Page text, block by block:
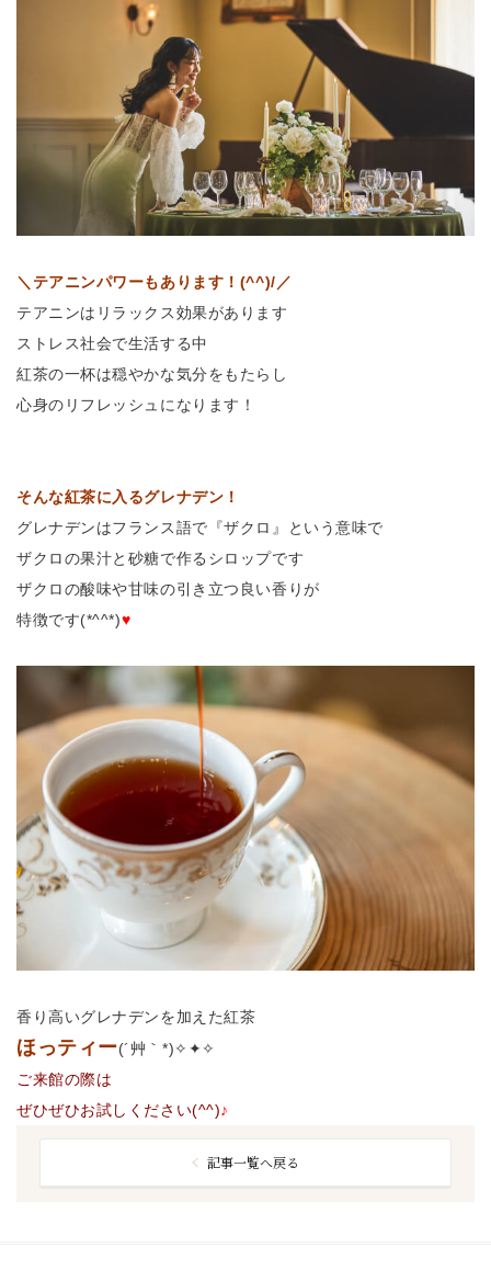
＼テアニンパワーもあります！(^^)/／
テアニンはリラックス効果があります
ストレス社会で生活する中
紅茶の一杯は穏やかな気分をもたらし
心身のリフレッシュになります！
そんな紅茶に入るグレナデン！
グレナデンはフランス語で『ザクロ』という意味で
ザクロの果汁と砂糖で作るシロップです
ザクロの酸味や甘味の引き立つ良い香りが
特徴です(*^^*)♥
香り高いグレナデンを加えた紅茶
ほっティー(´艸｀*)✧✦✧
ご来館の際は
ぜひぜひお試しください(^^)♪
記事一覧へ戻る